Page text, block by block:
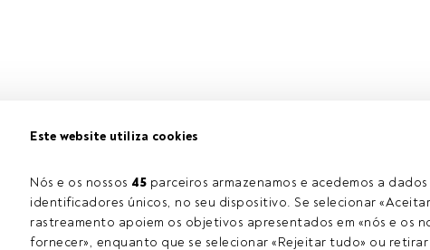
Este website utiliza cookies
Nós e os nossos 45 parceiros armazenamos e acedemos a
identificadores únicos, no seu dispositivo. Se selecionar
rastreamento apoiem os objetivos apresentados em «nós e os
fornecer», enquanto que se selecionar «Rejeitar tudo» ou